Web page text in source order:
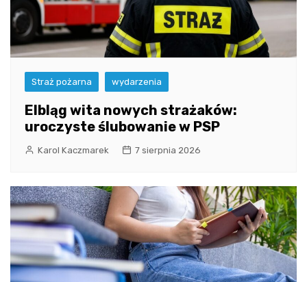
Straż pożarna wydarzenia
Elbląg wita nowych strażaków:
uroczyste ślubowanie w PSP
Karol Kaczmarek 7 sierpnia 2026